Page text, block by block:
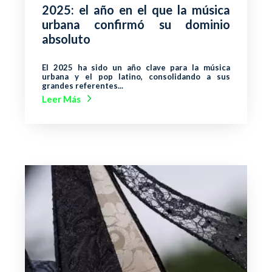
2025: el año en el que la música
urbana confirmó su dominio
absoluto
El 2025 ha sido un año clave para la música
urbana y el pop latino, consolidando a sus
grandes referentes...
Leer Más